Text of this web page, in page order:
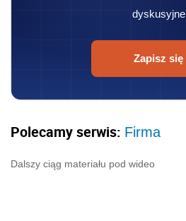
dyskusyjne
Zapisz się
Polecamy serwis: Firma
Dalszy ciąg materiału pod wideo